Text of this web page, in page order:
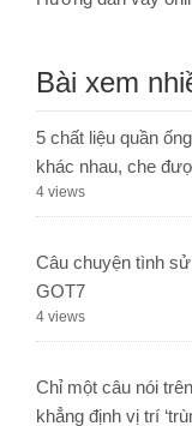
Bài xem
5 chất liệu quần
khác nhau, che
4 views
Câu chuyện tình
GOT7
4 views
Chỉ một câu nói
khẳng định vị trí